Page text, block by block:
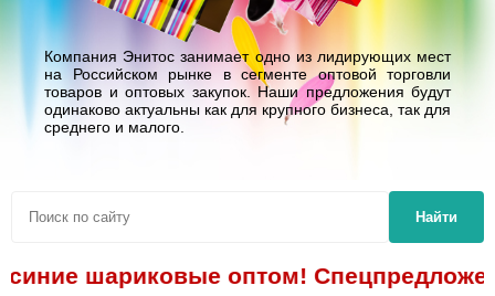
Компания Энитос занимает одно из лидирующих мест
на Российском рынке в сегменте оптовой торговли
товаров и оптовых закупок. Наши предложения будут
одинаково актуальны как для крупного бизнеса, так для
среднего и малого.
Найти
шариковые оптом! Спецпредложение!